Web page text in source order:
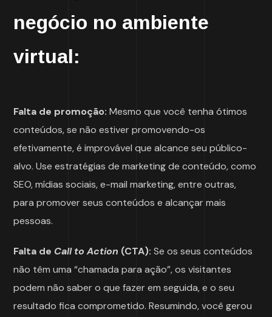
negócio no ambiente
virtual:
Falta de promoção: Mesmo que você tenha ótimos
conteúdos, se não estiver promovendo-os
efetivamente, é improvável que alcance seu público-
alvo. Use estratégias de marketing de conteúdo, como
SEO, mídias sociais, e-mail marketing, entre outras,
para promover seus conteúdos e alcançar mais
pessoas.
Falta de Call to Action (CTA): Se os seus conteúdos
não têm uma “chamada para ação”, os visitantes
podem não saber o que fazer em seguida, e o seu
resultado fica comprometido. Resumindo, você gerou